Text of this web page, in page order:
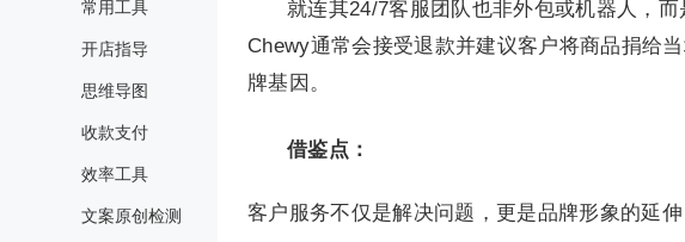
常用工具
开店指导
思维导图
收款支付
效率工具
文案原创检测
就连其24/7客服团队也非外包或机器人，
Chewy通常会接受退款并建议客户将商品捐给
牌基因。
借鉴点：
客户服务不仅是解决问题，更是品牌形象的延伸